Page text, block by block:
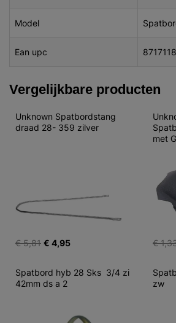
Model
Ean upc
Vergelijkbare producten
Unknown Spatbordstang
draad 28- 359 zilver
€ 5,81 € 4,95
met
€
Spatbord hyb 28 Sks  3/4 zi
42mm ds a 2
zw